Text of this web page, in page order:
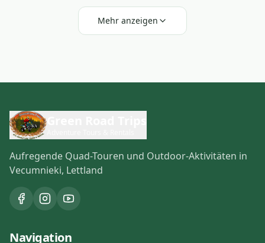
Mehr anzeigen
Aufregende Quad-Touren und Outdoor-Aktivitäten in
Vecumnieki, Lettland
Navigation